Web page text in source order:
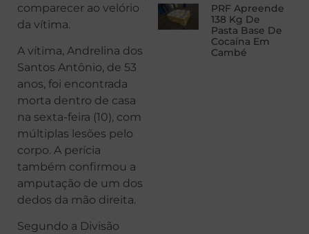
comparecer ao velório
da vítima.
A vítima, Andrelina dos
Santos Antônio, de 53
anos, foi encontrada
morta dentro de casa
na sexta-feira (10), com
múltiplas lesões pelo
corpo. A perícia
também confirmou a
amputação de um dos
dedos da mão direita.
Segundo a Divisão
PRF Apreende
138 Kg De
Pasta Base De
Cocaína Em
Cambé